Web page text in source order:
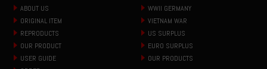
ABOUT US
ORIGINAL ITEM
REPRODUCTS
OUR PRODUCT
USER GUIDE
WWII GERMANY
VIETNAM WAR
US SURPLUS
EURO SURPLUS
OUR PRODUCTS